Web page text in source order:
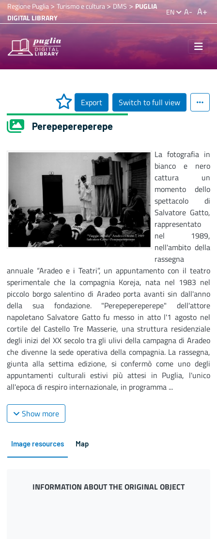
Regione Puglia> Turismo e cultura>DMS > PUGLIA
DIGITAL LIBRARY
EN A- A+
Export Switch to full view
Perepepereperepe
La fotografia in
bianco e nero
cattura un
momento dello
spettacolo di
Salvatore Gatto,
rappresentato
nel 1989,
nell'ambito della
rassegna
annuale “Aradeo e i Teatri”, un appuntamento con il teatro
sperimentale che la compagnia Koreja, nata nel 1983 nel
piccolo borgo salentino di Aradeo porta avanti sin dall'anno
della sua fondazione. "Perepepereperepe" dell'attore
napoletano Salvatore Gatto fu messo in atto l'1 agosto nel
cortile del Castello Tre Masserie, una struttura residenziale
degli inizi del XX secolo tra gli ulivi della campagna di Aradeo
che divenne la sede operativa della compagnia. La rassegna,
giunta alla settima edizione, si confermò come uno degli
appuntamenti culturali estivi più attesi in Puglia, l'unico
all'epoca di respiro internazionale, in programma ...
Show more
Image resources Map
INFORMATION ABOUT THE ORIGINAL OBJECT